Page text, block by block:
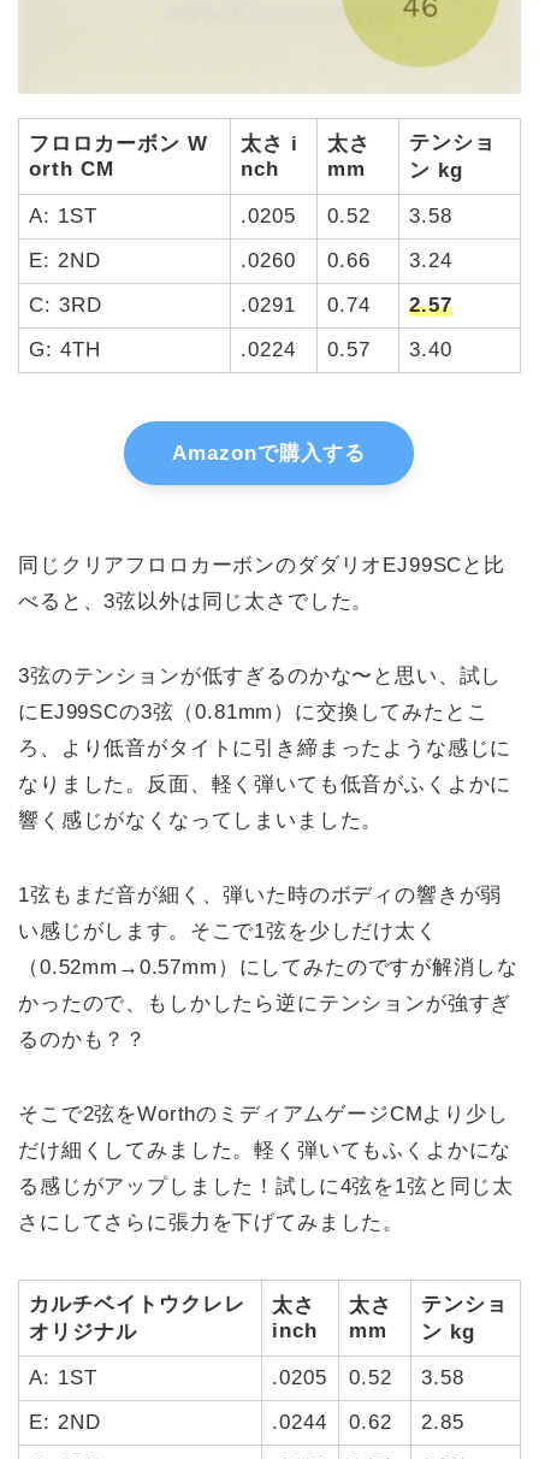
フロロカーボン W
orth CM
太さ i
nch
太さ
mm
テンショ
ン kg
A: 1ST
.0205 0.52
3.58
E: 2ND
.0260 0.66
3.24
C: 3RD
.0291 0.74
2.57
G: 4TH
.0224 0.57 3.40
Amazonで購入する
同じクリアフロロカーボンのダダリオEJ99SCと比
べると、3弦以外は同じ太さでした。
3弦のテンションが低すぎるのかな〜と思い、試し
にEJ99SCの3弦（0.81mm）に交換してみたとこ
ろ、より低音がタイトに引き締まったような感じに
なりました。反面、軽く弾いても低音がふくよかに
響く感じがなくなってしまいました。
1弦もまだ音が細く、弾いた時のボディの響きが弱
い感じがします。そこで1弦を少しだけ太く
（0.52mm→0.57mm）にしてみたのですが解消しな
かったので、もしかしたら逆にテンションが強すぎ
るのかも？？
そこで2弦をWorthのミディアムゲージCMより少し
だけ細くしてみました。軽く弾いてもふくよかにな
る感じがアップしました！試しに4弦を1弦と同じ太
さにしてさらに張力を下げてみました。
カルチベイトウクレレ
オリジナル
太さ
inch
太さ
mm
テンショ
ン kg
A: 1ST
.0205 0.52
3.58
E: 2ND
.0244 0.62
2.85